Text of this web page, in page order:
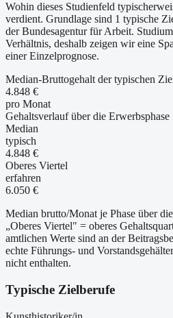
Wohin dieses Studienfeld
verdient. Grundlage sind 1 typische
der Bundesagentur für Arbeit.
Verhältnis, deshalb zeigen wir eine
einer Einzelprognose.
Median-Bruttogehalt der typischen
4.848 €
pro Monat
Gehaltsverlauf über die Erwerbsphase
Median
typisch
4.848 €
Oberes Viertel
erfahren
6.050 €
Median brutto/Monat je Phase über
„Oberes Viertel" = oberes
amtlichen Werte sind an der
echte Führungs- und
nicht enthalten.
Typische Zielberufe